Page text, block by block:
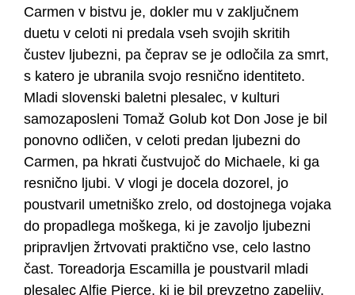
Carmen v bistvu je, dokler mu v zaključnem
duetu v celoti ni predala vseh svojih skritih
čustev ljubezni, pa čeprav se je odločila za smrt,
s katero je ubranila svojo resnično identiteto.
Mladi slovenski baletni plesalec, v kulturi
samozaposleni Tomaž Golub kot Don Jose je bil
ponovno odličen, v celoti predan ljubezni do
Carmen, pa hkrati čustvujoč do Michaele, ki ga
resnično ljubi. V vlogi je docela dozorel, jo
poustvaril umetniško zrelo, od dostojnega vojaka
do propadlega moškega, ki je zavoljo ljubezni
pripravljen žrtvovati praktično vse, celo lastno
čast. Toreadorja Escamilla je poustvaril mladi
plesalec Alfie Pierce, ki je bil prevzetno zapeljiv,